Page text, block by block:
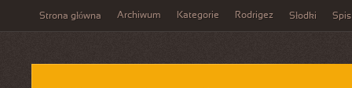
Strona główna Archiwum Kategorie Rodrigez Słodki Spis